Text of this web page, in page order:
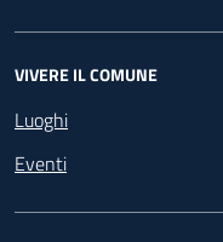
VIVERE IL COMUNE
Luoghi
Eventi